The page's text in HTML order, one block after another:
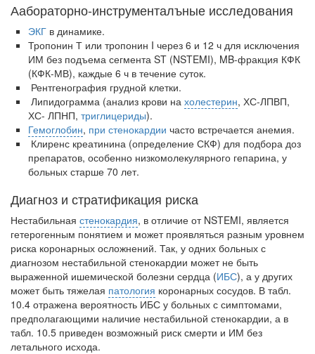
нахождении одного из
больничной палате
бесплатно, в течении всего срока лечения...
Аабораторно-инструменталъные исследования
ЭКГ в динамике.
Тропонин Т или тропонин I через 6 и 12 ч для исключения
ИМ без подъема сегмента ST (NSTEMI), MB-фракция КФК
(КФК-МВ), каждые 6 ч в течение суток.
Рентгенография грудной клетки.
Липидограмма (анализ крови на холестерин, ХС-ЛПВП,
ХС- ЛПНП, триглицериды).
Гемоглобин, при стенокардии часто встречается анемия.
Клиренс креатинина (определение СКФ) для подбора доз
препаратов, особенно низкомолекулярного гепарина, у
больных старше 70 лет.
Диагноз и стратификация риска
Нестабильная стенокардия, в отличие от NSTEMI, является
гетеро­генным понятием и может проявляться разным уровнем
риска коронарных осложнений. Так, у одних больных с
диагнозом нестабильной стенокардии может не быть
выраженной ишемической болезни сердца (ИБС), а у других
может быть тяжелая патология коронарных сосудов. В табл.
10.4 отраже­на вероятность ИБС у больных с симптомами,
предполагающими наличие нестабильной стенокардии, а в
табл. 10.5 приведен возможный риск смерти и ИМ без
летального исхода.